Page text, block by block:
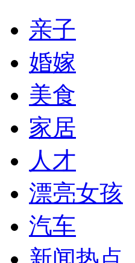
亲子
婚嫁
美食
家居
人才
漂亮女孩
汽车